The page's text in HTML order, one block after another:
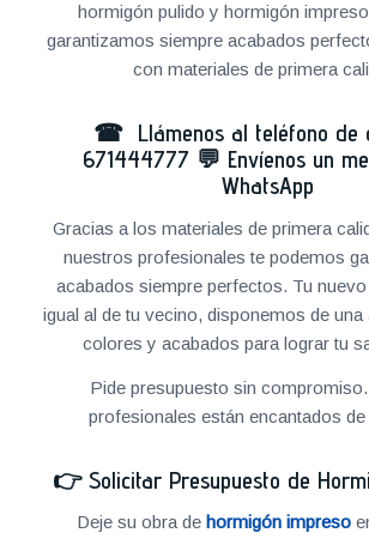
hormigón pulido y hormigón
garantizamos siempre acabados
con materiales de primera
☎ Llámenos al teléfono de
671444777 💬 Envíenos un
WhatsApp
Gracias a los materiales de primera
nuestros profesionales te podemos
acabados siempre perfectos. Tu
igual al de tu vecino, disponemos de una
colores y acabados para lograr tu
Pide presupuesto sin
profesionales están encantados de
👉 Solicitar Presupuesto de
Deje su obra dehormigón impreso